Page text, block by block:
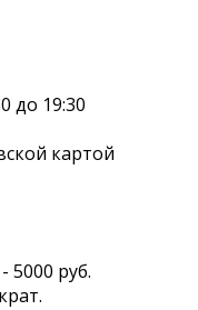
до 19:30
картой
5000 руб.